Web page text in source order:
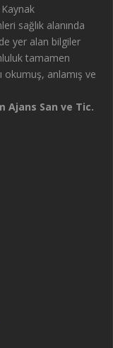
sağlık alanında
yer alan bilgiler
tamamen
okumuş, anlamış ve
Ajans San ve Tic.